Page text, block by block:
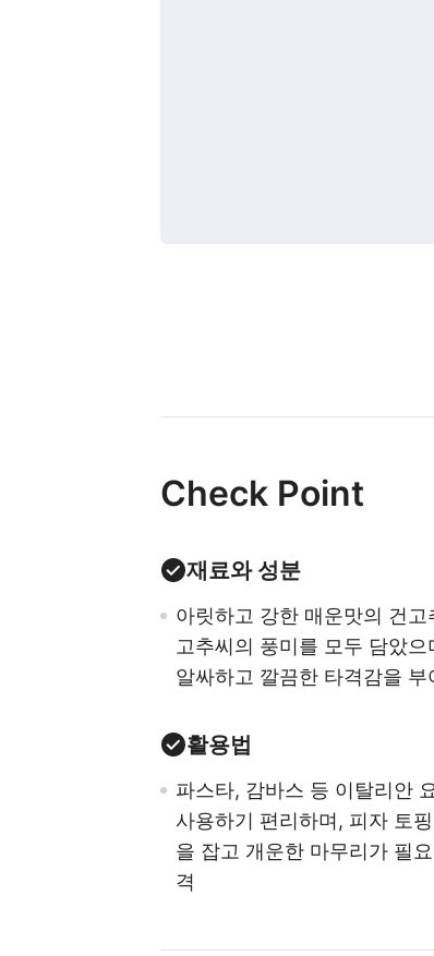
Check Point
재료와 성분
아릿하고 강한 매운맛의 건
고추씨의 풍미를 모두 담았
알싸하고 깔끔한 타격감을 부
활용법
파스타, 감바스 등 이탈리안
사용하기 편리하며, 피자 토
을 잡고 개운한 마무리가 필
격